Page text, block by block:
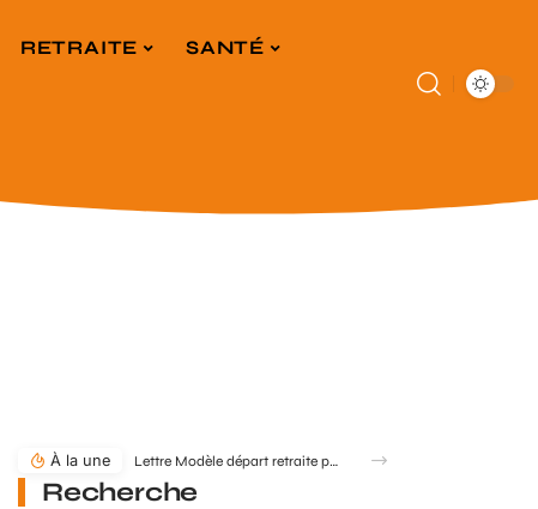
RETRAITE SANTÉ
À la une Lettre Modèle départ retraite pour départ anticipé : comment formuler ?
Recherche